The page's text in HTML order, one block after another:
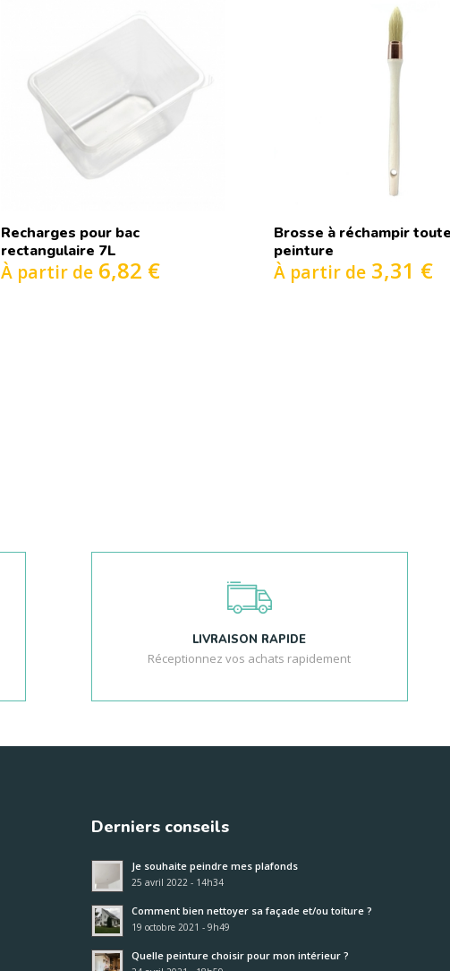
Recharges pour bac
rectangulaire 7L
À partir de6,82 €
Brosse à réchampir toute
peinture
À partir de 3,31 €
LIVRAISON RAPIDE
Réceptionnez vos achats rapidement
Derniers conseils
Je souhaite peindre mes plafonds
25 avril 2022 - 14h34
Comment bien nettoyer sa façade et/ou toiture ?
19 octobre 2021 - 9h49
Quelle peinture choisir pour mon intérieur ?